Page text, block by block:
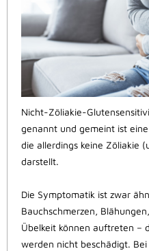
Nicht-Zöliakie-
genannt und gemeint ist
die allerdings keine Zöliakie
darstellt.
Die Symptomatik ist zwar
Bauchschmerzen,
Übelkeit können auftreten –
werden nicht beschädigt.